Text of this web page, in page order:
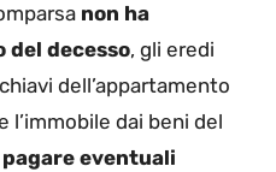
non ha
del decesso, gli eredi
dell’appartamento
l’immobile dai beni del
pagare eventuali